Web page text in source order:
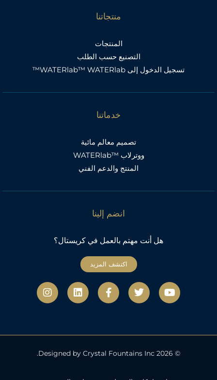
منتجاتنا
المنتجات
التصنيع حسب الطلب
تسجيل الدخول إلى WATERlab™ WATERlab™
خدماتنا
تصميم معالم مائية
ووترلاب ™WATERlab
المنتج والدعم الفني
انضم إلينا
هل أنت مهتم بالعمل في كريستال؟
اكتشف المزيد
ي
و
ت
ب
ت
و
ي
ف
ي
س
ك
ف
ل
ي
ن
إ
ا
ن
س
ر
م
© 2026 Designed by Crystal Fountains Inc.